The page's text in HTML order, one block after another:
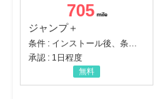
705
ジャンプ＋
承認 : 1日程度
無料